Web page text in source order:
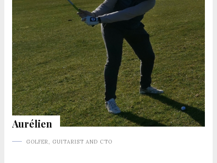
Aurélien
GOLFER, GUITARIST AND CTO